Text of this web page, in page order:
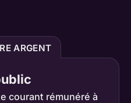
ARGENT
courant rémunéré à